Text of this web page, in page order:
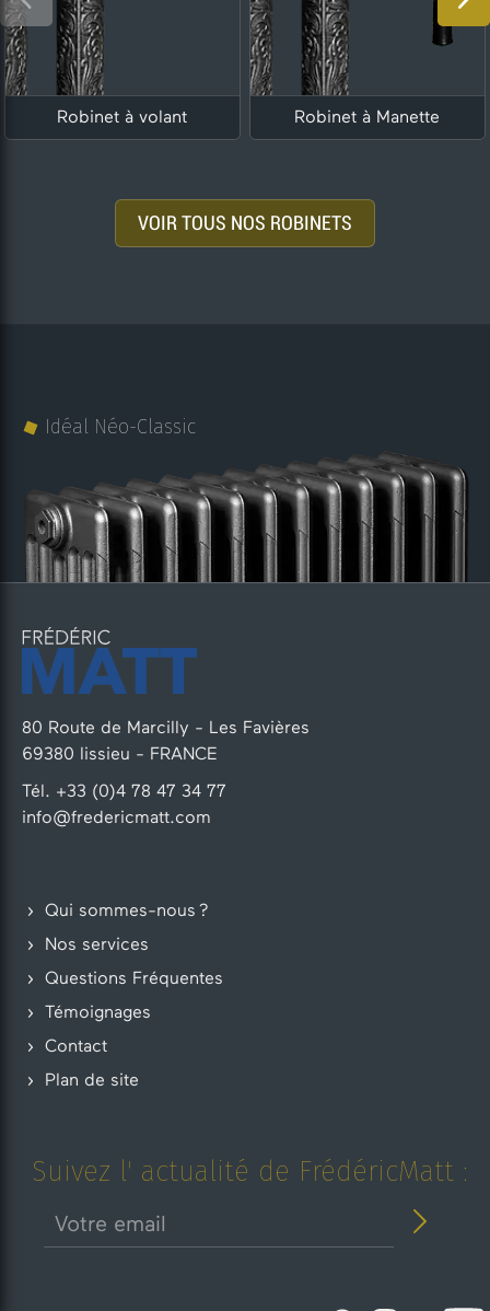
Robinet à volant Robinet à Manette
VOIR TOUS NOS ROBINETS
Idéal Néo-Classic
80 Route de Marcilly - Les Favières
69380 lissieu - FRANCE
Tél. +33 (0)4 78 47 34 77
info@fredericmatt.com
Qui sommes-nous ?
Nos services
Questions Fréquentes
Témoignages
Contact
Plan de site
Suivez l' actualité de FrédéricMatt :